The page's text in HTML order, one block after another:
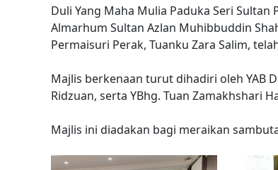
Duli Yang Maha Mulia Paduka Seri
Almarhum Sultan Azlan Muhibbuddin
Permaisuri Perak, Tuanku Zara Salim,
Majlis berkenaan turut dihadiri oleh YAB
Ridzuan, serta YBhg. Tuan Zamakhshari
Majlis ini diadakan bagi meraikan